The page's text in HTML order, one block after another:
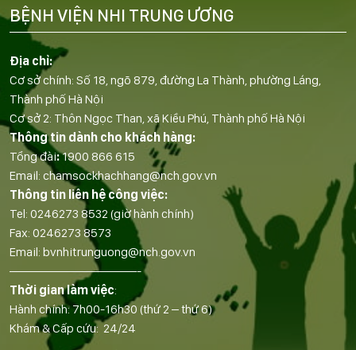
Địa chỉ:
Cơ sở chính: Số 18, ngõ 879, đường La Thành, phường Láng,
Thành phố Hà Nội
Cơ sở 2: Thôn Ngọc Than, xã Kiều Phú, Thành phố Hà Nội
Thông tin dành cho khách hàng:
Tổng đài:1900 866 615
Email: chamsockhachhang@nch.gov.vn
Thông tin liên hệ công việc:
Tel: 0246273 8532 (giờ hành chính)
Fax: 0246273 8573
Email: bvnhitrunguong@nch.gov.vn
——————————-
Thời gian làm việc:
Hành chính: 7h00-16h30 (thứ 2 – thứ 6)
Khám & Cấp cứu: 24/24
BỆNH VIỆN NHI TRUNG ƯƠNG